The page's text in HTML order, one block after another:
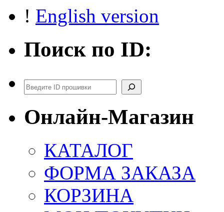
! English version
Поиск по ID:
Поиск
Онлайн-Магазин
КАТАЛОГ
ФОРМА ЗАКАЗА
КОРЗИНА